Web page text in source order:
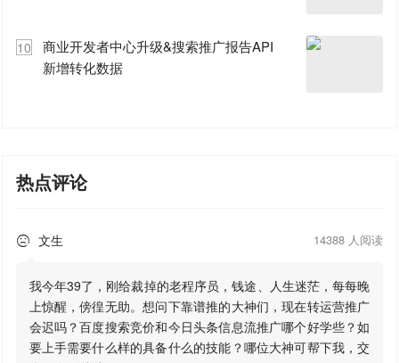
10
商业开发者中心升级&搜索推广报告API
新增转化数据
热点评论
 文生 14388 人阅读
我今年39了，刚给裁掉的老程序员，钱途、人生迷茫，每每晚
上惊醒，傍徨无助。想问下靠谱推的大神们，现在转运营推广
会迟吗？百度搜索竞价和今日头条信息流推广哪个好学些？如
要上手需要什么样的具备什么的技能？哪位大神可帮下我，交